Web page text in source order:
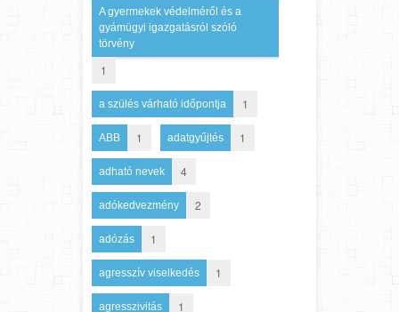
A gyermekek védelméről és a
gyámügyi igazgatásról szóló
törvény
1
a szülés várható időpontja 1
ABB 1 adatgyűjtés 1
adható nevek 4
adókedvezmény 2
adózás 1
agresszív viselkedés 1
agresszivitás 1